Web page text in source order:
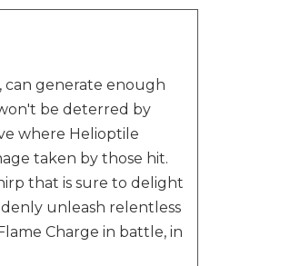
can generate enough
be deterred by
where Helioptile
taken by those hit.
that is sure to delight
unleash relentless
Charge in battle, in